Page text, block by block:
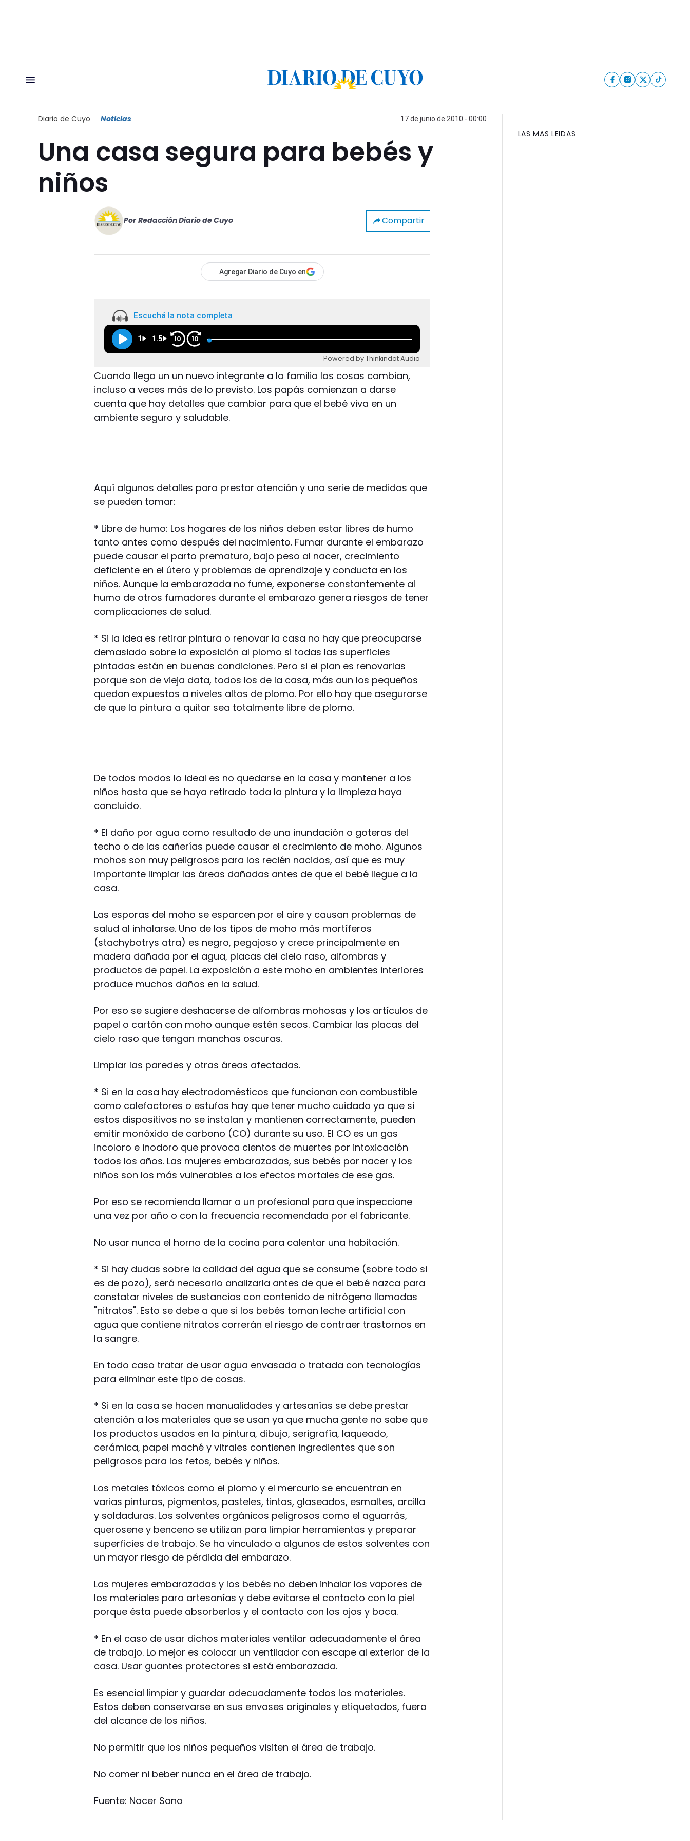
Diario de Cuyo Noticias 17 de junio de 2010 - 00:00
Una casa segura para bebés y
niños
Por Redacción Diario de Cuyo Compartir
Agregar Diario de Cuyo en
Escuchá la nota completa
1 1.5 10 10
Powered by Thinkindot Audio
Cuando llega un un nuevo integrante a la familia las cosas cambian,
incluso a veces más de lo previsto. Los papás comienzan a darse
cuenta que hay detalles que cambiar para que el bebé viva en un
ambiente seguro y saludable.
Aquí algunos detalles para prestar atención y una serie de medidas que
se pueden tomar:
* Libre de humo: Los hogares de los niños deben estar libres de humo
tanto antes como después del nacimiento. Fumar durante el embarazo
puede causar el parto prematuro, bajo peso al nacer, crecimiento
deficiente en el útero y problemas de aprendizaje y conducta en los
niños. Aunque la embarazada no fume, exponerse constantemente al
humo de otros fumadores durante el embarazo genera riesgos de tener
complicaciones de salud.
* Si la idea es retirar pintura o renovar la casa no hay que preocuparse
demasiado sobre la exposición al plomo si todas las superficies
pintadas están en buenas condiciones. Pero si el plan es renovarlas
porque son de vieja data, todos los de la casa, más aun los pequeños
quedan expuestos a niveles altos de plomo. Por ello hay que asegurarse
de que la pintura a quitar sea totalmente libre de plomo.
De todos modos lo ideal es no quedarse en la casa y mantener a los
niños hasta que se haya retirado toda la pintura y la limpieza haya
concluido.
* El daño por agua como resultado de una inundación o goteras del
techo o de las cañerías puede causar el crecimiento de moho. Algunos
mohos son muy peligrosos para los recién nacidos, así que es muy
importante limpiar las áreas dañadas antes de que el bebé llegue a la
casa.
Las esporas del moho se esparcen por el aire y causan problemas de
salud al inhalarse. Uno de los tipos de moho más mortíferos
(stachybotrys atra) es negro, pegajoso y crece principalmente en
madera dañada por el agua, placas del cielo raso, alfombras y
productos de papel. La exposición a este moho en ambientes interiores
produce muchos daños en la salud.
Por eso se sugiere deshacerse de alfombras mohosas y los artículos de
papel o cartón con moho aunque estén secos. Cambiar las placas del
cielo raso que tengan manchas oscuras.
Limpiar las paredes y otras áreas afectadas.
* Si en la casa hay electrodomésticos que funcionan con combustible
como calefactores o estufas hay que tener mucho cuidado ya que si
estos dispositivos no se instalan y mantienen correctamente, pueden
emitir monóxido de carbono (CO) durante su uso. El CO es un gas
incoloro e inodoro que provoca cientos de muertes por intoxicación
todos los años. Las mujeres embarazadas, sus bebés por nacer y los
niños son los más vulnerables a los efectos mortales de ese gas.
Por eso se recomienda llamar a un profesional para que inspeccione
una vez por año o con la frecuencia recomendada por el fabricante.
No usar nunca el horno de la cocina para calentar una habitación.
* Si hay dudas sobre la calidad del agua que se consume (sobre todo si
es de pozo), será necesario analizarla antes de que el bebé nazca para
constatar niveles de sustancias con contenido de nitrógeno llamadas
"nitratos". Esto se debe a que si los bebés toman leche artificial con
agua que contiene nitratos correrán el riesgo de contraer trastornos en
la sangre.
En todo caso tratar de usar agua envasada o tratada con tecnologías
para eliminar este tipo de cosas.
* Si en la casa se hacen manualidades y artesanías se debe prestar
atención a los materiales que se usan ya que mucha gente no sabe que
los productos usados en la pintura, dibujo, serigrafía, laqueado,
cerámica, papel maché y vitrales contienen ingredientes que son
peligrosos para los fetos, bebés y niños.
Los metales tóxicos como el plomo y el mercurio se encuentran en
varias pinturas, pigmentos, pasteles, tintas, glaseados, esmaltes, arcilla
y soldaduras. Los solventes orgánicos peligrosos como el aguarrás,
querosene y benceno se utilizan para limpiar herramientas y preparar
superficies de trabajo. Se ha vinculado a algunos de estos solventes con
un mayor riesgo de pérdida del embarazo.
Las mujeres embarazadas y los bebés no deben inhalar los vapores de
los materiales para artesanías y debe evitarse el contacto con la piel
porque ésta puede absorberlos y el contacto con los ojos y boca.
* En el caso de usar dichos materiales ventilar adecuadamente el área
de trabajo. Lo mejor es colocar un ventilador con escape al exterior de la
casa. Usar guantes protectores si está embarazada.
Es esencial limpiar y guardar adecuadamente todos los materiales.
Estos deben conservarse en sus envases originales y etiquetados, fuera
del alcance de los niños.
No permitir que los niños pequeños visiten el área de trabajo.
No comer ni beber nunca en el área de trabajo.
Fuente: Nacer Sano
LAS MAS LEIDAS